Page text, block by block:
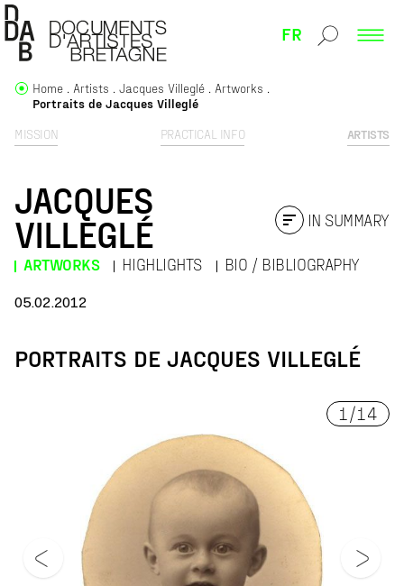
FR
MISSION PRACTICAL INFO ARTISTS
Home Artists Jacques Villeglé
Artworks
Portraits de Jacques Villeglé
JACQUES
VILLEGLÉ
ARTWORKS HIGHLIGHTS BIO / BIBLIOGRAPHY
IN SUMMARY
05.02.2012
PORTRAITS DE JACQUES VILLEGLÉ
1 /14